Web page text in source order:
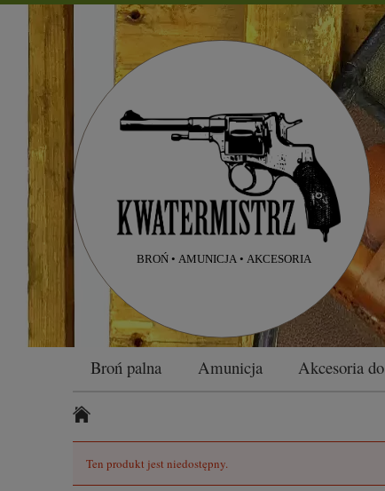
Broń palna Amunicja Akcesoria
Ten produkt jest niedostępny.